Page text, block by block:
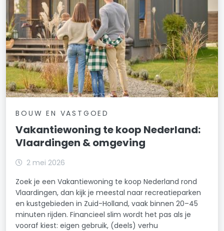
BOUW EN VASTGOED
Vakantiewoning te koop Nederland:
Vlaardingen & omgeving
2 mei 2026
Zoek je een Vakantiewoning te koop Nederland rond
Vlaardingen, dan kijk je meestal naar recreatieparken
en kustgebieden in Zuid-Holland, vaak binnen 20–45
minuten rijden. Financieel slim wordt het pas als je
vooraf kiest: eigen gebruik, (deels) verhu